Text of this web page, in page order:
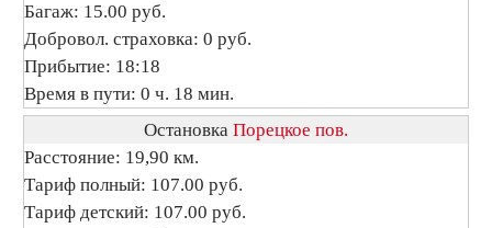
Багаж: 15.00 руб.
Добровол. страховка: 0 руб.
Прибытие: 18:18
Время в пути: 0 ч. 18 мин.
Остановка Порецкое пов.
Расстояние: 19,90 км.
Тариф полный: 107.00 руб.
Тариф детский: 107.00 руб.